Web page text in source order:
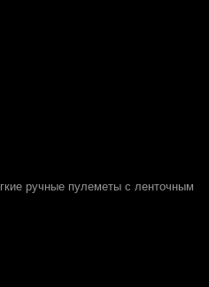
ручные пулеметы с ленточным